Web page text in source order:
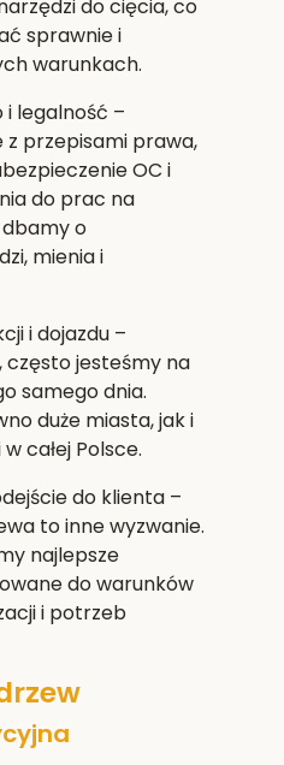
do cięcia, co
sprawnie i
warunkach.
i legalność –
przepisami prawa,
OC i
do prac na
dbamy o
mienia i
i dojazdu–
często jesteśmy na
samego dnia.
duże miasta, jak i
całej Polsce.
do klienta–
to inne wyzwanie.
najlepsze
do warunków
i potrzeb